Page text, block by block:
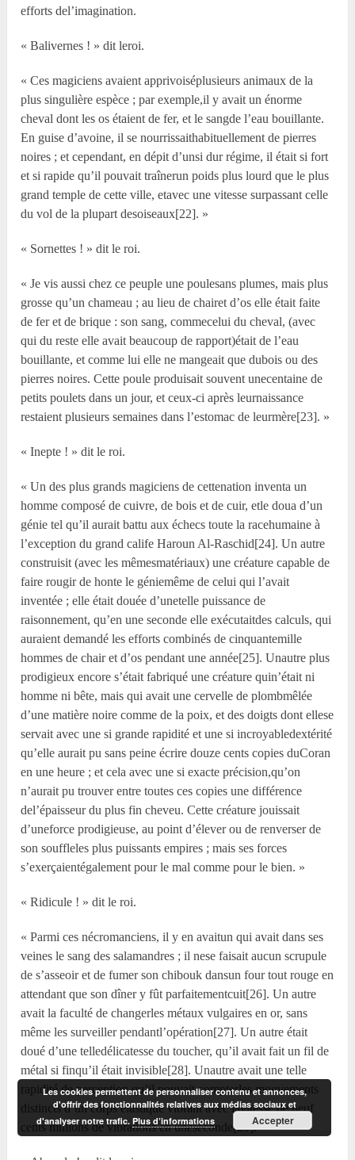
efforts del’imagination.
« Balivernes ! » dit leroi.
« Ces magiciens avaient apprivoiséplusieurs animaux de la
plus singulière espèce ; par exemple,il y avait un énorme
cheval dont les os étaient de fer, et le sangde l’eau bouillante.
En guise d’avoine, il se nourrissaithabituellement de pierres
noires ; et cependant, en dépit d’unsi dur régime, il était si fort
et si rapide qu’il pouvait traînerun poids plus lourd que le plus
grand temple de cette ville, etavec une vitesse surpassant celle
du vol de la plupart desoiseaux[22]. »
« Sornettes ! » dit le roi.
« Je vis aussi chez ce peuple une poulesans plumes, mais plus
grosse qu’un chameau ; au lieu de chairet d’os elle était faite
de fer et de brique : son sang, commecelui du cheval, (avec
qui du reste elle avait beaucoup de rapport)était de l’eau
bouillante, et comme lui elle ne mangeait que dubois ou des
pierres noires. Cette poule produisait souvent unecentaine de
petits poulets dans un jour, et ceux-ci après leurnaissance
restaient plusieurs semaines dans l’estomac de leurmère[23]. »
« Inepte ! » dit le roi.
« Un des plus grands magiciens de cettenation inventa un
homme composé de cuivre, de bois et de cuir, etle doua d’un
génie tel qu’il aurait battu aux échecs toute la racehumaine à
l’exception du grand calife Haroun Al-Raschid[24]. Un autre
construisit (avec les mêmesmatériaux) une créature capable de
faire rougir de honte le géniemême de celui qui l’avait
inventée ; elle était douée d’unetelle puissance de
raisonnement, qu’en une seconde elle exécutaitdes calculs, qui
auraient demandé les efforts combinés de cinquantemille
hommes de chair et d’os pendant une année[25]. Unautre plus
prodigieux encore s’était fabriqué une créature quin’était ni
homme ni bête, mais qui avait une cervelle de plombmêlée
d’une matière noire comme de la poix, et des doigts dont ellese
servait avec une si grande rapidité et une si incroyabledextérité
qu’elle aurait pu sans peine écrire douze cents copies duCoran
en une heure ; et cela avec une si exacte précision,qu’on
n’aurait pu trouver entre toutes ces copies une différence
del’épaisseur du plus fin cheveu. Cette créature jouissait
d’uneforce prodigieuse, au point d’élever ou de renverser de
son souffleles plus puissants empires ; mais ses forces
s’exerçaientégalement pour le mal comme pour le bien. »
« Ridicule ! » dit le roi.
« Parmi ces nécromanciens, il y en avaitun qui avait dans ses
veines le sang des salamandres ; il nese faisait aucun scrupule
de s’asseoir et de fumer son chibouk dansun four tout rouge en
attendant que son dîner y fût parfaitementcuit[26]. Un autre
avait la faculté de changerles métaux vulgaires en or, sans
même les surveiller pendantl’opération[27]. Un autre était
doué d’une telledélicatesse du toucher, qu’il avait fait un fil de
métal si finqu’il était invisible[28]. Unautre avait une telle
rapidité de perception qu’il pouvait compterles mouvements
distincts d’un corps élastique vibrant avec lavitesse de neuf
cents millions de vibrations en uneseconde[29]. »
Les cookies permettent de personnaliser contenu et annonces,
d'offrir des fonctionnalités relatives aux médias sociaux et
d'analyser notre trafic.Plus d’informations Accepter